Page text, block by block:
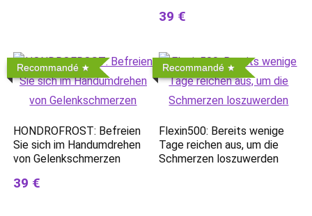
39 €
Recommandé
HONDROFROST: Befreien
Sie sich im Handumdrehen
von Gelenkschmerzen
39 €
Recommandé
Flexin500: Bereits wenige
Tage reichen aus, um die
Schmerzen loszuwerden